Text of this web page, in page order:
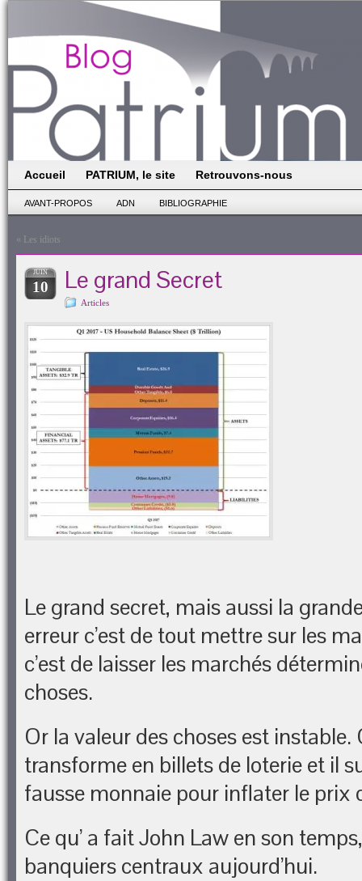
Accueil PATRIUM, le site Retrouvons-nous
AVANT-PROPOS ADN BIBLIOGRAPHIE
« Les idiots
JUIN
10 Le grand Secret
Articles
Le grand secret, mais aussi la
erreur c’est de tout mettre sur les
c’est de laisser les marchés
choses.
Or la valeur des choses est instable.
transforme en billets de loterie et il
fausse monnaie pour inflater le prix
Ce qu’ a fait John Law en son
banquiers centraux aujourd’hui.